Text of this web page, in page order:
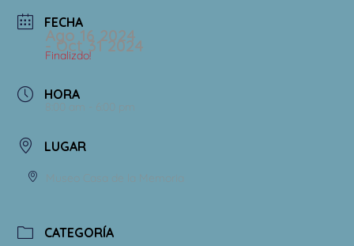
FECHA
Ago 16 2024
- Oct 31 2024
Finalizdo!
HORA
8:00 am - 6:00 pm
LUGAR
Museo Casa de la Memoria
CATEGORÍA